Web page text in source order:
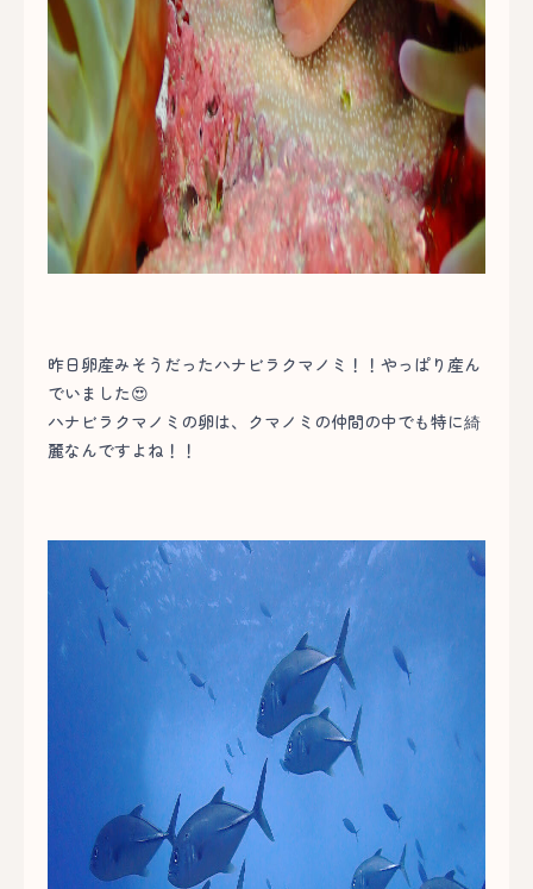
昨日卵産みそうだったハナビラクマノミ！！やっぱり産ん
でいました😍
ハナビラクマノミの卵は、クマノミの仲間の中でも特に綺
麗なんですよね！！